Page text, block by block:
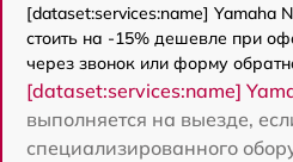
[dataset:services:name] Yamaha
стоить на -15% дешевле при
через звонок или форму
[dataset:services:name]
выполняется на выезде,
специализированного